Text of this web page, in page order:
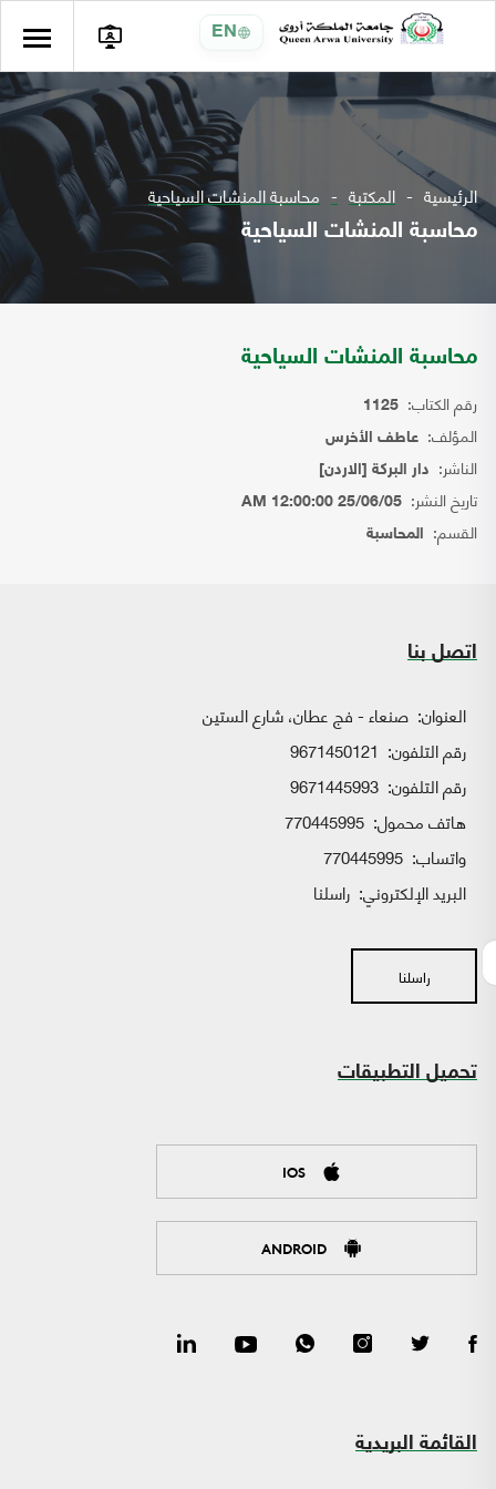
EN
الرئيسية المكتبة محاسبة المنشات السياحية
محاسبة المنشات السياحية
محاسبة المنشات السياحية
رقم الكتاب: 1125
المؤلف: عاطف الأخرس
الناشر: دار البركة [الاردن]
تاريخ النشر: 25/06/05 12:00:00 AM
القسم: المحاسبة
اتصل بنا
العنوان: صنعاء - فج عطان، شارع الستين
رقم التلفون: 9671450121
رقم التلفون: 9671445993
هاتف محمول: 770445995
واتساب:
البريد الإلكتروني: راسلنا
راسلنا
تحميل التطبيقات
IOS
ANDROID
القائمة البريدية